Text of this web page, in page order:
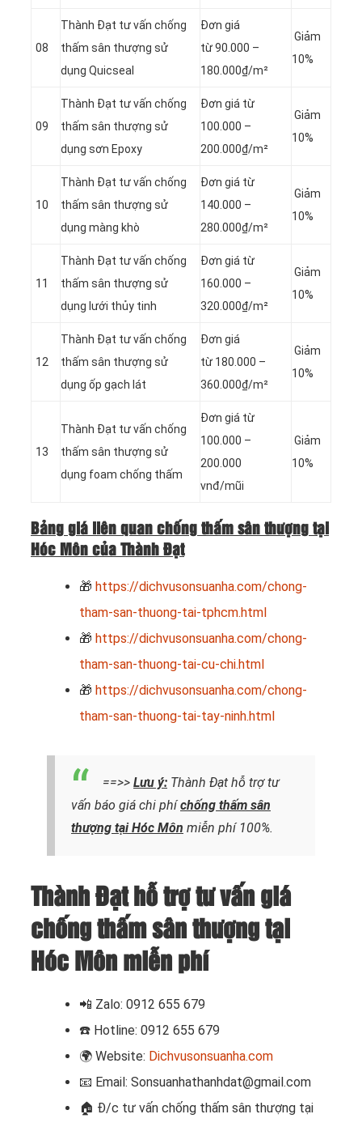
08
Thành Đạt tư vấn chống
thấm sân thượng sử
dụng Quicseal
Đơn giá
từ 90.000 –
180.000₫/m²
Giảm
10%
09
Thành Đạt tư vấn chống
thấm sân thượng sử
dụng sơn Epoxy
Đơn giá từ
100.000 –
200.000₫/m²
Giảm
10%
10
Thành Đạt tư vấn chống
thấm sân thượng sử
dụng màng khò
Đơn giá từ
140.000 –
280.000₫/m²
Giảm
10%
11
Thành Đạt tư vấn chống
thấm sân thượng sử
dụng lưới thủy tinh
Đơn giá từ
160.000 –
320.000₫/m²
Giảm
10%
12
Thành Đạt tư vấn chống
thấm sân thượng sử
dụng ốp gạch lát
Đơn giá
từ 180.000 –
360.000₫/m²
Giảm
10%
13
Thành Đạt tư vấn chống
thấm sân thượng sử
dụng foam chống thấm
Đơn giá từ
100.000 –
200.000
vnđ/mũi
Giảm
10%
Bảng giá liên quan chống thấm sân thượng tại
Hóc Môn của Thành Đạt
🎁 https://dichvusonsuanha.com/chong-
tham-san-thuong-tai-tphcm.html
🎁 https://dichvusonsuanha.com/chong-
tham-san-thuong-tai-cu-chi.html
🎁 https://dichvusonsuanha.com/chong-
tham-san-thuong-tai-tay-ninh.html
==>> Lưu ý: Thành Đạt hỗ trợ tư
vấn báo giá chi phíchống thấm sân
thượng tại Hóc Môn miễn phí 100%.
Thành Đạt hỗ trợ tư vấn giá
chống thấm sân thượng tại
Hóc Môn miễn phí
📲 Zalo: 0912 655 679
☎️ Hotline: 0912 655 679
🌍 Website: Dichvusonsuanha.com
📧 Email: Sonsuanhathanhdat@gmail.com
🏠 Đ/c tư vấn chống thấm sân thượng tại